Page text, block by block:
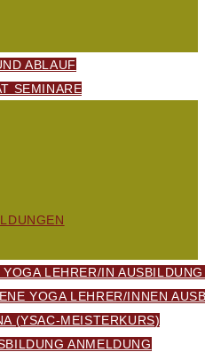
ABLAUF
SEMINARE
LEHRER/IN
YOGA LEHRER/INNEN
(YSAC-MEISTERKURS)
ANMELDUNG